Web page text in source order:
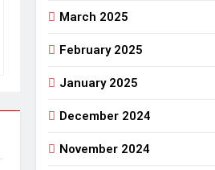
March 2025
February 2025
January 2025
December 2024
November 2024